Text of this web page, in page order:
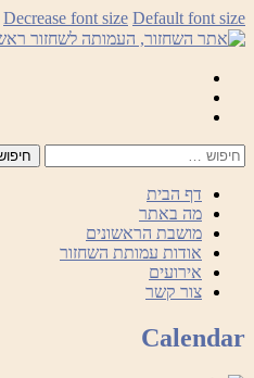
לדלג
לתוכן
Decrease font size Default font size
דף הבית
מה באתר
מושבת הראשונים
אודות עמותת השחזור
אירועים
צור קשר
Calendar